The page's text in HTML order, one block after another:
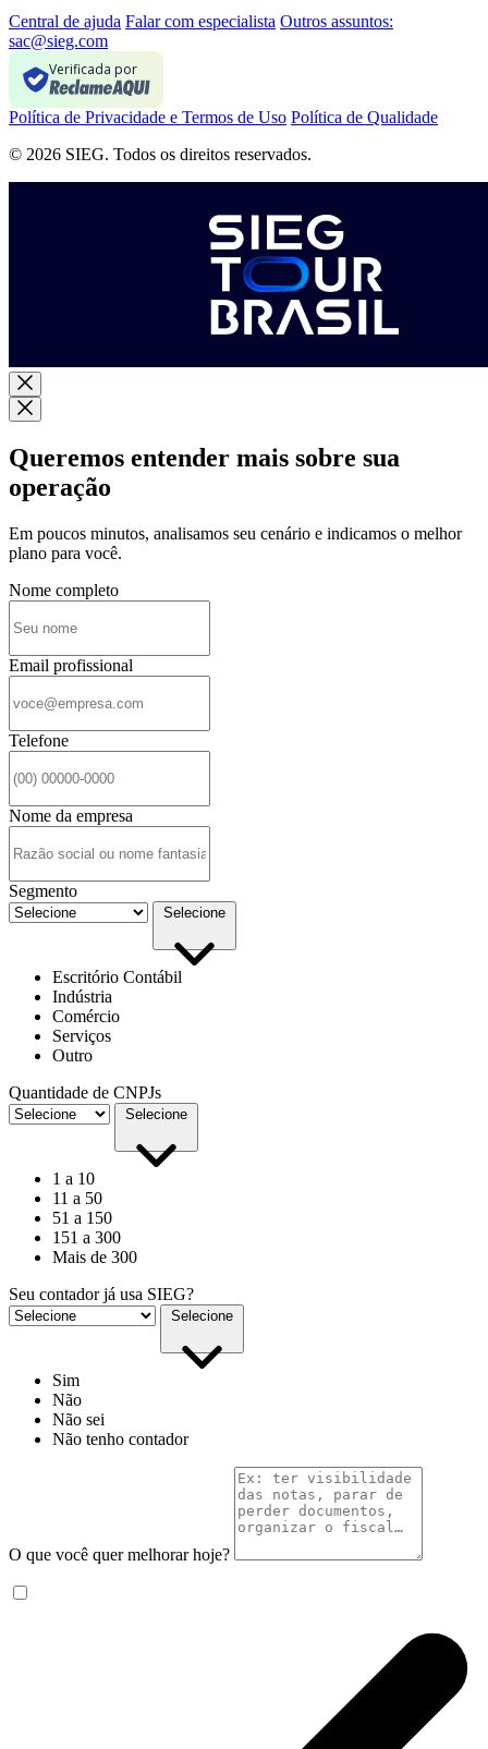
Central de ajuda Falar com especialista Outros assuntos:
sac@sieg.com
Verificada por
Política de Privacidade e Termos de Uso Política de Qualidade
© 2026 SIEG. Todos os direitos reservados.
Queremos entender mais sobre sua
operação
Em poucos minutos, analisamos seu cenário e indicamos o melhor
plano para você.
Nome completo
Email profissional
Telefone
Nome da empresa
Segmento
Selecione
Escritório Contábil
Indústria
Comércio
Serviços
Outro
Quantidade de CNPJs
Selecione
1 a 10
11 a 50
51 a 150
151 a 300
Mais de 300
Seu contador já usa SIEG?
Selecione
Sim
Não
Não sei
Não tenho contador
O que você quer melhorar hoje?